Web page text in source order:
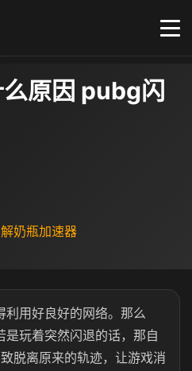
原因 pubg闪
奶瓶加速器
用好良好的网络。那么
玩着突然闪退的话，那自
脱离原来的轨迹，让游戏消